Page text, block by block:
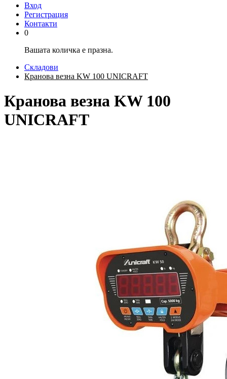
Вход
Регистрация
Контакти
0
Вашата количка е празна.
Складови
Кранова везна KW 100 UNICRAFT
Кранова везна KW 100
UNICRAFT